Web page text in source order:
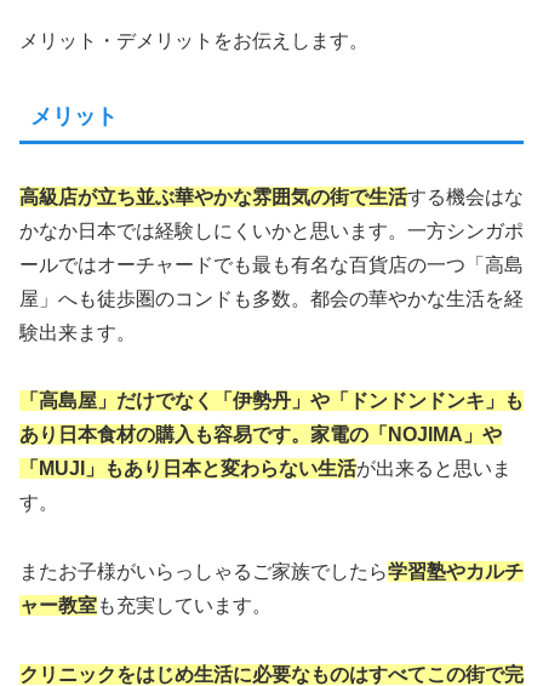
メリット・デメリットをお伝えします。
メリット
高級店が立ち並ぶ華やかな雰囲気の街で生活する機会はな
かなか日本では経験しにくいかと思います。一方シンガポ
ールではオーチャードでも最も有名な百貨店の一つ「高島
屋」へも徒歩圏のコンドも多数。都会の華やかな生活を経
験出来ます。
「高島屋」だけでなく「伊勢丹」や「ドンドンドンキ」も
あり日本食材の購入も容易です。家電の「NOJIMA」や
「MUJI」もあり日本と変わらない生活が出来ると思いま
す。
またお子様がいらっしゃるご家族でしたら学習塾やカルチ
ャー教室も充実しています。
クリニックをはじめ生活に必要なものはすべてこの街で完